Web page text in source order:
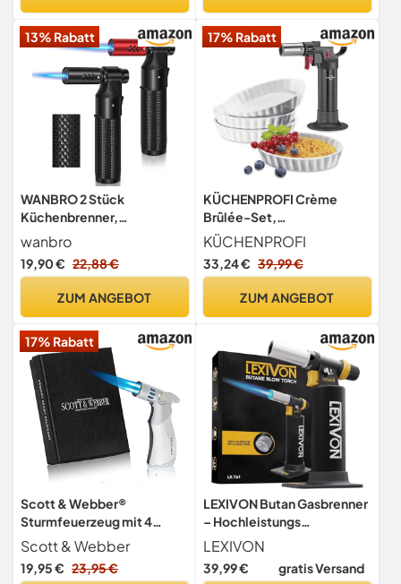
13% Rabatt
WANBRO 2 Stück
Küchenbrenner,
Flambierbrenner,
verstellbare Jetflamme,
Butangas nachfüllbar,
feuerzeuge für Creme
Löten (Kein Butangas)
wanbro
19,90 € 22,88 €
ZUM ANGEBOT
17% Rabatt
KÜCHENPROFI Crème
Brûlée-Set,
Flambierbrenner,
Hartporzellan-Schälchen
KÜCHENPROFI
33,24 € 39,99 €
ZUM ANGEBOT
17% Rabatt
Scott & Webber®
Sturmfeuerzeug mit 4
Jetflammen - Nachfüllbar,
Windfest, Metall,
einstellbar bis 1300°C Inkl.
Scott & Webber
19,95 € 23,95 €
LEXIVON Butan Gasbrenner
– Hochleistungs
Flambierbrenner mit
Nachfüllbarem
Aluminiumtank,
LEXIVON
39,99 € gratis Versand